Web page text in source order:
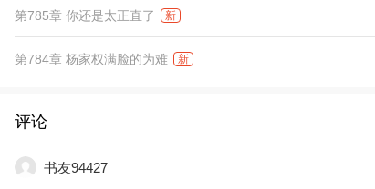
第785章 你还是太正直了 新
第784章 杨家权满脸的为难 新
评论
书友94427